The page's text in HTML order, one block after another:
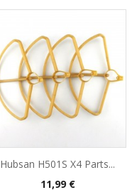
Hubsan H501S X4 Parts...
Prezzo
11,99 €